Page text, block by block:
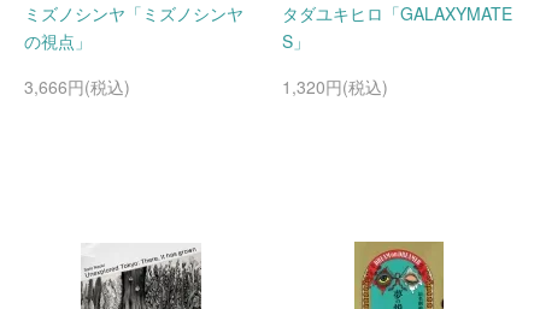
ミズノシンヤ「ミズノシンヤ
の視点」
3,666円(税込)
タダユキヒロ「GALAXYMATE
S」
1,320円(税込)